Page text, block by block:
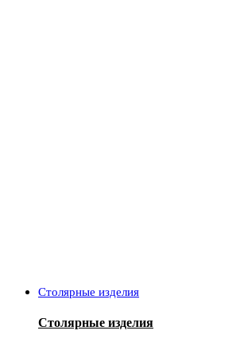
Столярные изделия
Столярные изделия